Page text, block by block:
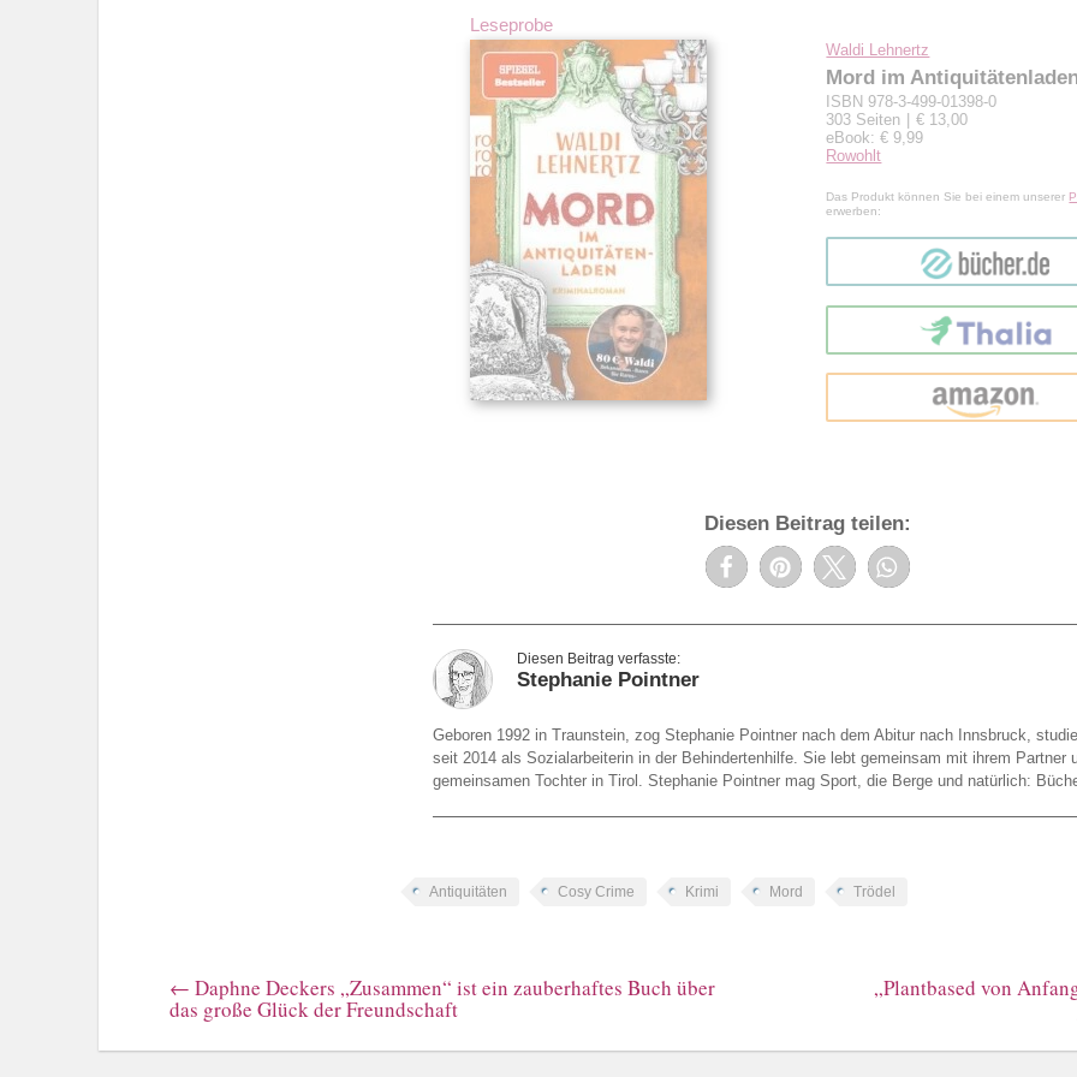
Leseprobe
Waldi Lehnertz
Mord im
ISBN 978-3-499-01398-0
303 Seiten
€ 13,00
eBook: € 9,99
Rowohlt
Das Produkt können Sie bei einem unserer
erwerben:
bücher.de
Thalia
amazon
Diesen Beitrag teilen:
Stephanie Pointner
Geboren 1992 in Traunstein, zog Stephanie Pointner nach dem Abitur nach Innsbruck,
seit 2014 als Sozialarbeiterin in der Behindertenhilfe. Sie lebt gemeinsam mit ihrem Partner
gemeinsamen Tochter in Tirol. Stephanie Pointner mag Sport, die Berge und natürlich:
Antiquitäten Cosy Crime Krimi Mord Trödel
← Daphne Deckers „Zusammen“ ist ein zauberhaftes Buch über
das große Glück der Freundschaft
„Plantbased von